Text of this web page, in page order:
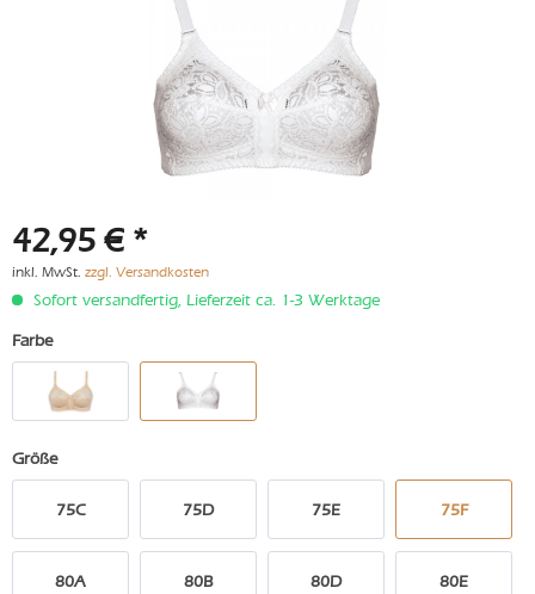
42,95 € *
inkl. MwSt. zzgl. Versandkosten
Sofort versandfertig, Lieferzeit ca. 1-3 Werktage
Farbe
Größe
75C 75D 75E 75F
80A 80B 80D 80E